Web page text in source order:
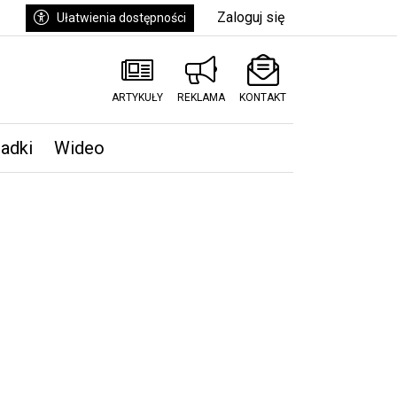
Ułatwienia dostępności Zaloguj się
ARTYKUŁY REKLAMA KONTAKT
Wideo